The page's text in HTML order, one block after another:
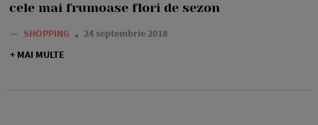
cele mai frumoase flori de sezon
— SHOPPING
24 septembrie 2018
+ MAI MULTE